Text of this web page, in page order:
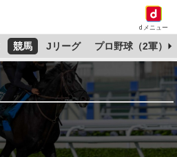
dメニュー
競馬 Jリーグ プロ野球（2軍）